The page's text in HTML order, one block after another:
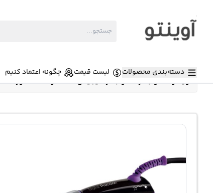
دسته‌بندی محصولات لیست قیمت چگونه اعتماد کنیم
آوینتو»اتو بخار»اتو بخار دیجیتال 2700 وات سنکور Sencor SSI9000bk